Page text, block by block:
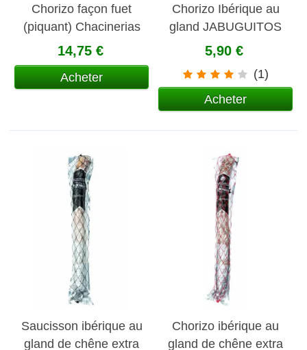
Chorizo façon fuet
(piquant) Chacinerias
Salmantinas
14,75 €
Acheter
Chorizo Ibérique au
gland JABUGUITOS
Sánchez Romero
Carvajal
5,90 €
(1)
Acheter
Saucisson ibérique au
gland de chêne extra
Chorizo ibérique au
gland de chêne extra